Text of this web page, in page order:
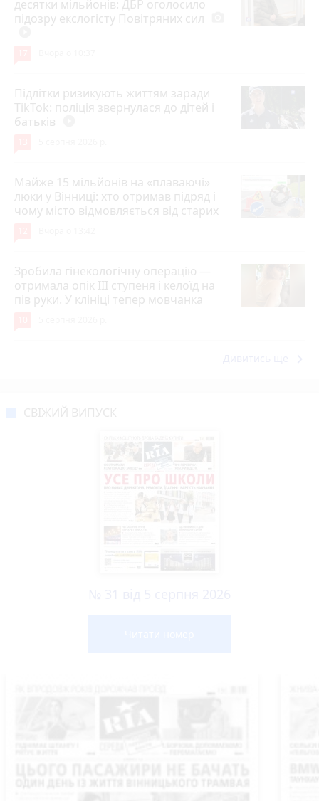
десятки мільйонів: ДБР оголосило
підозру екслогісту Повітряних сил
Підлітки ризикують життям заради
TikTok: поліція звернулася до дітей і
батьків
Майже 15 мільйонів на «плаваючі»
люки у Вінниці: хто отримав підряд і
чому місто відмовляється від старих
Зробила гінекологічну операцію —
отримала опік ІІІ ступеня і келоїд на
пів руки. У клініці тепер мовчанка